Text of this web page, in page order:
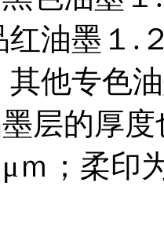
红油墨１.
其他专色
层的厚
ｍ；柔印